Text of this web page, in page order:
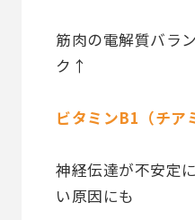
筋肉の電解質バラ
ク↑
ビタミンB1（チア
神経伝達が不安定
い原因にも